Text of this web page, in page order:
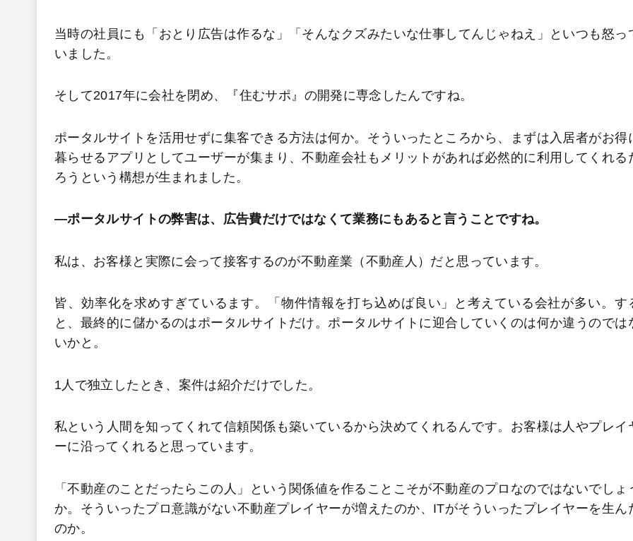
当時の社員にも「おとり広告は作るな」「そんなクズみたいな仕事してんじゃねえ」といつも怒っ
いました。
そして2017年に会社を閉め、『住むサポ』の開発に専念したんですね。
ポータルサイトを活用せずに集客できる方法は何か。そういったところから、まずは入居者がお得
暮らせるアプリとしてユーザーが集まり、不動産会社もメリットがあれば必然的に利用してくれる
ろうという構想が生まれました。
―ポータルサイトの弊害は、広告費だけではなくて業務にもあると言うことですね。
私は、お客様と実際に会って接客するのが不動産業（不動産人）だと思っています。
皆、効率化を求めすぎているます。「物件情報を打ち込めば良い」と考えている会社が多い。す
と、最終的に儲かるのはポータルサイトだけ。ポータルサイトに迎合していくのは何か違うのでは
いかと。
1人で独立したとき、案件は紹介だけでした。
私という人間を知ってくれて信頼関係も築いているから決めてくれるんです。お客様は人やプレイ
ーに沿ってくれると思っています。
「不動産のことだったらこの人」という関係値を作ることこそが不動産のプロなのではないでしょ
か。そういったプロ意識がない不動産プレイヤーが増えたのか、ITがそういったプレイヤーを生ん
のか。